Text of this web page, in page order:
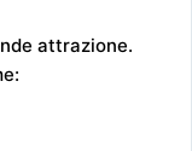
attrazione.